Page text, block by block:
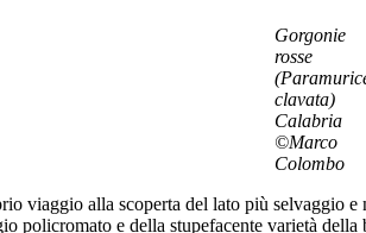
Gorgonie
rosse
clavata)
Calabria
©Marco
Colombo
viaggio alla scoperta del lato più selvaggio
policromato e della stupefacente varietà